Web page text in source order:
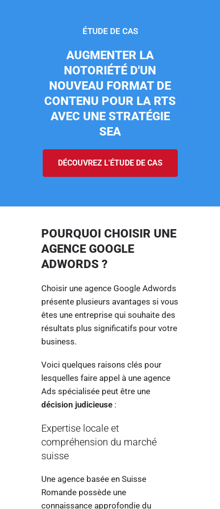
ÉTUDE DE CAS
AUGMENTER LA
NOTORIÉTÉ D'UN
NOUVEAU FORMAT DE
CONTENU POUR LA RTS
AVEC UNE STRATÉGIE
SEA
DÉCOUVREZ L'ÉTUDE DE CAS
POURQUOI CHOISIR UNE
AGENCE GOOGLE
ADWORDS ?
Choisir une agence Google Adwords
présente plusieurs avantages si vous
êtes une entreprise qui souhaite des
résultats plus significatifs pour votre
business.
Voici quelques raisons clés pour
lesquelles faire appel à une agence
Ads spécialisée peut être une
décision judicieuse :
Expertise locale et
compréhension du marché
suisse
Une agence basée en Suisse
Romande possède une
connaissance approfondie du